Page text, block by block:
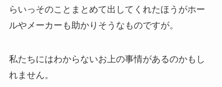
らいっそのことまとめて出してくれたほうがホー
ルやメーカーも助かりそうなものですが。
私たちにはわからないお上の事情があるのかもし
れません。